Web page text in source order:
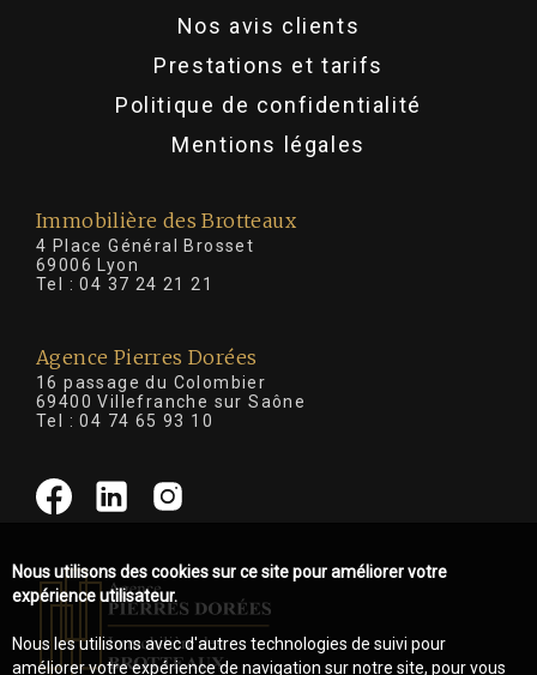
Nos avis clients
Prestations et tarifs
Politique de confidentialité
Mentions légales
Immobilière des Brotteaux
4 Place Général Brosset
69006 Lyon
Tel :04 37 24 21 21
Agence Pierres Dorées
16 passage du Colombier
69400 Villefranche sur Saône
Tel :04 74 65 93 10
Nous utilisons des cookies sur ce site pour améliorer votre
expérience utilisateur.
Nous les utilisons avec d'autres technologies de suivi pour
améliorer votre expérience de navigation sur notre site, pour vous